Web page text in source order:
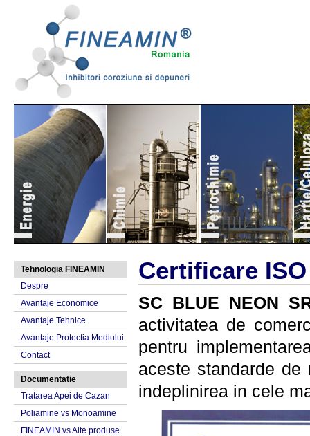
Certificare ISO
SC BLUE NEON
activitatea de
pentru
aceste standarde
indeplinirea in cele
Tehnologia FINEAMIN
Despre
Avantaje Economice
Avantaje Tehnice
Avantaje Protectia Mediului
Contact
Documentatie
Tratarea Apei de Cazan
Poliamine vs Monoamine
FINEAMIN vs Alte produse